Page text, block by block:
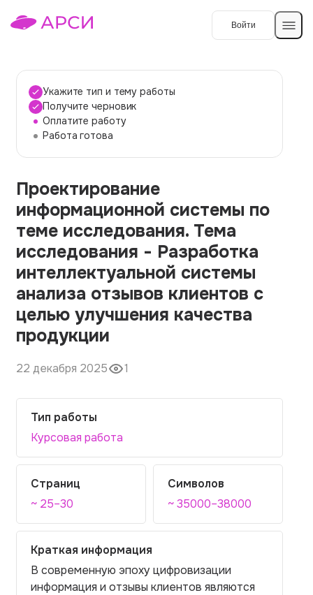
Войти
Темы работ
О сервисе
О компании
Наши гарантии
Порядок оплаты
Вопросы и ответы
Отзывы
Контакты
Укажите тип и тему работы
Получите черновик
Оплатите работу
Работа готова
Проектирование
информационной системы по
теме исследования. Тема
исследования - Разработка
интеллектуальной системы
анализа отзывов клиентов с
целью улучшения качества
продукции
22 декабря 2025 1
Тип работы
Курсовая работа
Страниц
~ 25–30
Символов
~ 35000–38000
Краткая информация
В современную эпоху цифровизации
информация и отзывы клиентов являются